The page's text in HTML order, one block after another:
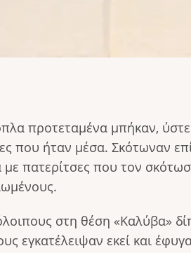
προτεταμένα μπήκαν,
που ήταν μέσα. Σκότωναν
πατερίτσες που τον
στη θέση «Καλύβα»
εγκατέλειψαν εκεί και